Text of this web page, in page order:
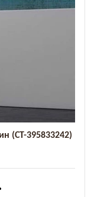
(СТ-395833242)